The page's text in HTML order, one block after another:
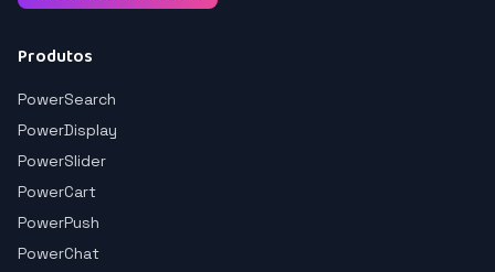
Produtos
PowerSearch
PowerDisplay
PowerSlider
PowerCart
PowerPush
PowerChat